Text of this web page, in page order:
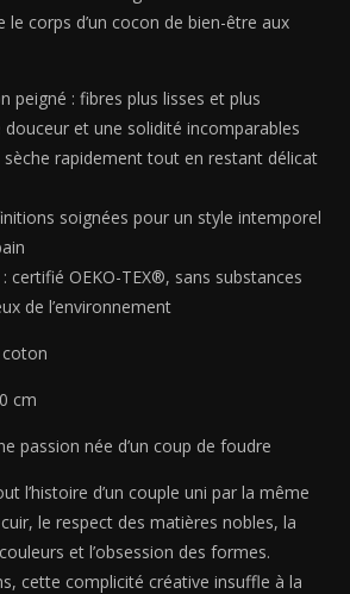
le corps d’un cocon de bien-être aux
peigné : fibres plus lisses et plus
et une solidité incomparables
rapidement tout en restant délicat
soignées pour un style intemporel
certifié OEKO-TEX®, sans substances
de l’environnement
coton
cm
passion née d’un coup de foudre
l’histoire d’un couple uni par la même
le respect des matières nobles, la
et l’obsession des formes.
cette complicité créative insuffle à la